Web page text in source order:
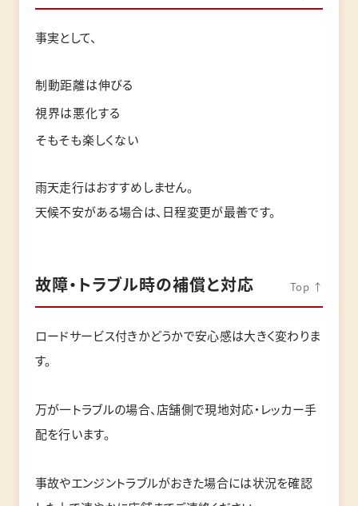
事実として、
制動距離は伸びる
視界は悪化する
そもそも楽しくない
雨天走行はおすすめしません。
天候不安がある場合は、日程変更が最善です。
故障・トラブル時の補償と対応 Top ↑
ロードサービス付きかどうかで安心感は大きく変わりま
す。
万が一トラブルの場合、店舗側で現地対応・レッカー手
配を行います。
事故やエンジントラブルがおきた場合には状況を確認